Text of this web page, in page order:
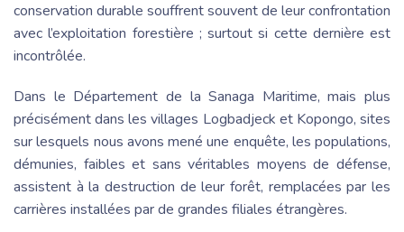
conservation durable souffrent souvent de leur confrontation
avec l’exploitation forestière ; surtout si cette dernière est
incontrôlée.
Dans le Département de la Sanaga Maritime, mais plus
précisément dans les villages Logbadjeck et Kopongo, sites
sur lesquels nous avons mené une enquête, les populations,
démunies, faibles et sans véritables moyens de défense,
assistent à la destruction de leur forêt, remplacées par les
carrières installées par de grandes filiales étrangères.